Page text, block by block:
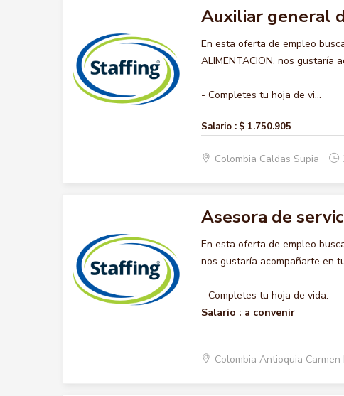
Auxiliar general
En esta oferta de empleo
ALIMENTACION, nos gustaría
- Completes tu hoja de vi...
Salario : $ 1.750.905
Colombia Caldas Supia
Asesora de
En esta oferta de empleo
nos gustaría acompañarte en
- Completes tu hoja de vida.
Salario : a convenir
Colombia Antioquia